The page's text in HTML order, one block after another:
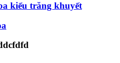
kiểu trăng khuyết